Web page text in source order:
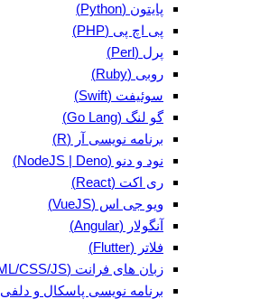
پایتون (Python)
پی اچ پی (PHP)
پرل (Perl)
روبی (Ruby)
سوئیفت (Swift)
گو لنگ (Go Lang)
برنامه نویسی آر (R)
نود و دنو (NodeJS | Deno)
ری اکت (React)
ویو جی اس (VueJS)
آنگولار (Angular)
فلاتر (Flutter)
زبان های فرانت (HTML/CSS/JS)
برنامه نویسی پاسکال و دلفی